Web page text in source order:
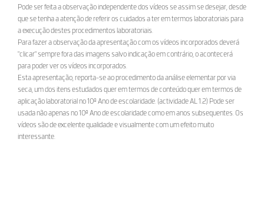
Pode ser feita a observação independente dos vídeos se assim se desejar, desde
que se tenha a atenção de referir os cuidados a ter em termos laboratoriais para
a execução destes procedimentos laboratoriais.
Para fazer a observação da apresentação com os vídeos incorporados deverá
"clicar" sempre fora das imagens salvo indicação em contrário, o acontecerá
para poder ver os vídeos incorporados.
Esta apresentação, reporta-se ao procedimento da análise elementar por via
seca, um dos itens estudados quer em termos de conteúdo quer em termos de
aplicação laboratorial no 10º Ano de escolaridade. (actividade AL 1.2) Pode ser
usada não apenas no 10º Ano de escolaridade como em anos subsequentes. Os
vídeos são de excelente qualidade e visualmente com um efeito muito
interessante.